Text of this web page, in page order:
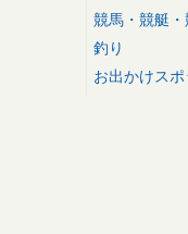
競馬・競艇・
釣り
お出かけス